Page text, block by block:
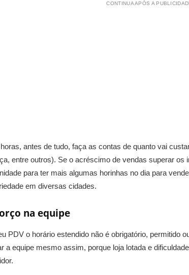
CONTINUA APÓS A
antes de tudo, faça as contas de quanto vai
entre outros). Se o acréscimo de vendas superar os
para ter mais algumas horinhas no dia para
em diversas cidades.
na equipe
PDV o horário estendido não é obrigatório, permitido
a equipe mesmo assim, porque loja lotada e